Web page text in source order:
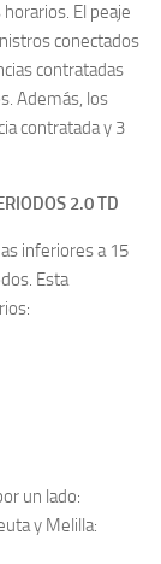
El peaje
conectados
contratadas
Además, los
contratada y 3
2.0 TD
inferiores a 15
Esta
un lado:
y Melilla: